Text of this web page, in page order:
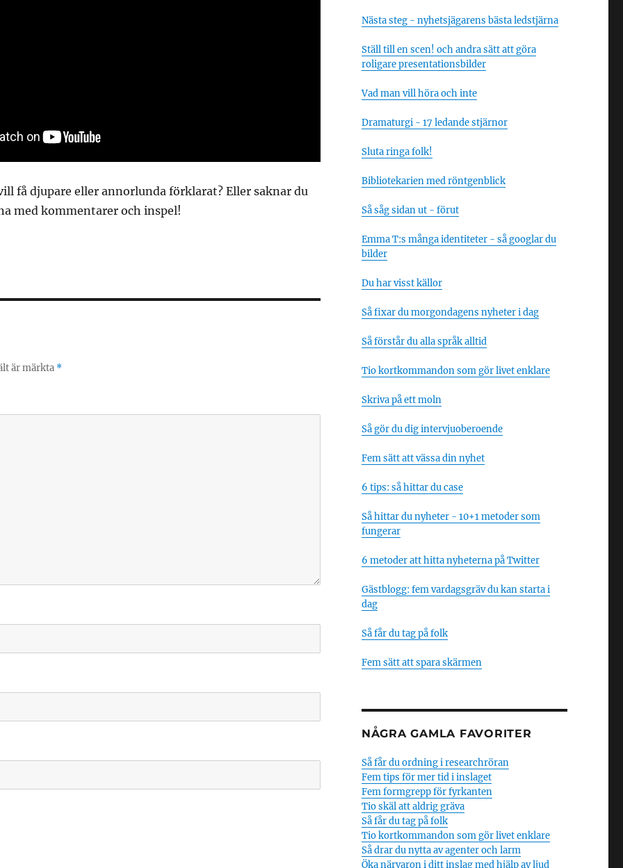
få djupare eller annorlunda förklarat? Eller saknar du
med kommentarer och inspel!
är märkta *
Nästa steg - nyhetsjägarens bästa ledstjärna
Ställ till en scen! och andra sätt att göra
roligare presentationsbilder
Vad man vill höra och inte
Dramaturgi - 17 ledande stjärnor
Sluta ringa folk!
Bibliotekarien med röntgenblick
Så såg sidan ut - förut
Emma T:s många identiteter - så googlar du
bilder
Du har visst källor
Så fixar du morgondagens nyheter i dag
Så förstår du alla språk alltid
Tio kortkommandon som gör livet enklare
Skriva på ett moln
Så gör du dig intervjuoberoende
Fem sätt att vässa din nyhet
6 tips: så hittar du case
Så hittar du nyheter - 10+1 metoder som
fungerar
6 metoder att hitta nyheterna på Twitter
Gästblogg: fem vardagsgräv du kan starta i
dag
Så får du tag på folk
Fem sätt att spara skärmen
NÅGRA GAMLA FAVORITER
Så får du ordning i researchröran
Fem tips för mer tid i inslaget
Fem formgrepp för fyrkanten
Tio skäl att aldrig gräva
Så får du tag på folk
Tio kortkommandon som gör livet enklare
Så drar du nytta av agenter och larm
Öka närvaron i ditt inslag med hjälp av ljud